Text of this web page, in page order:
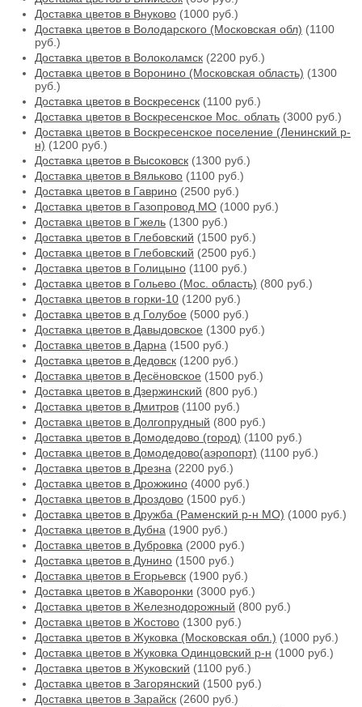
Доставка цветов в Внуково (1000 руб.)
Доставка цветов в Володарского (Московская обл) (1100
руб.)
Доставка цветов в Волоколамск (2200 руб.)
Доставка цветов в Воронино (Московская область) (1300
руб.)
Доставка цветов в Воскресенск (1100 руб.)
Доставка цветов в Воскресенское Мос. облать (3000 руб.)
Доставка цветов в Воскресенское поселение (Ленинский р-
н) (1200 руб.)
Доставка цветов в Высоковск (1300 руб.)
Доставка цветов в Вяльково (1100 руб.)
Доставка цветов в Гаврино (2500 руб.)
Доставка цветов в Газопровод МО (1000 руб.)
Доставка цветов в Гжель (1300 руб.)
Доставка цветов в Глебовский (1500 руб.)
Доставка цветов в Глебовский (2500 руб.)
Доставка цветов в Голицыно (1100 руб.)
Доставка цветов в Гольево (Мос. область) (800 руб.)
Доставка цветов в горки-10 (1200 руб.)
Доставка цветов в д Голубое (5000 руб.)
Доставка цветов в Давыдовское (1300 руб.)
Доставка цветов в Дарна (1500 руб.)
Доставка цветов в Дедовск (1200 руб.)
Доставка цветов в Десёновское (1500 руб.)
Доставка цветов в Дзержинский (800 руб.)
Доставка цветов в Дмитров (1100 руб.)
Доставка цветов в Долгопрудный (800 руб.)
Доставка цветов в Домодедово (город) (1100 руб.)
Доставка цветов в Домодедово(аэропорт) (1100 руб.)
Доставка цветов в Дрезна (2200 руб.)
Доставка цветов в Дрожжино (4000 руб.)
Доставка цветов в Дроздово (1500 руб.)
Доставка цветов в Дружба (Раменский р-н МО) (1000 руб.)
Доставка цветов в Дубна (1900 руб.)
Доставка цветов в Дубровка (2000 руб.)
Доставка цветов в Дунино (1500 руб.)
Доставка цветов в Егорьевск (1900 руб.)
Доставка цветов в Жаворонки (3000 руб.)
Доставка цветов в Железнодорожный (800 руб.)
Доставка цветов в Жостово (1300 руб.)
Доставка цветов в Жуковка (Московская обл.) (1000 руб.)
Доставка цветов в Жуковка Одинцовский р-н (1000 руб.)
Доставка цветов в Жуковский (1100 руб.)
Доставка цветов в Загорянский (1500 руб.)
Доставка цветов в Зарайск (2600 руб.)